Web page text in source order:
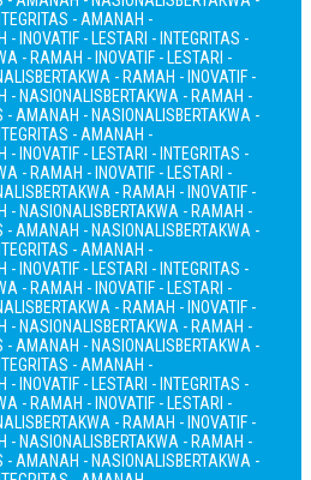
- AMANAH -
- INOVATIF - LESTARI - INTEGRITAS -
- RAMAH - INOVATIF - LESTARI -
BERTAKWA - RAMAH - INOVATIF -
- NASIONALISBERTAKWA - RAMAH -
- AMANAH - NASIONALISBERTAKWA -
- AMANAH -
- INOVATIF - LESTARI - INTEGRITAS -
- RAMAH - INOVATIF - LESTARI -
BERTAKWA - RAMAH - INOVATIF -
- NASIONALISBERTAKWA - RAMAH -
- AMANAH - NASIONALISBERTAKWA -
- AMANAH -
- INOVATIF - LESTARI - INTEGRITAS -
- RAMAH - INOVATIF - LESTARI -
BERTAKWA - RAMAH - INOVATIF -
- NASIONALISBERTAKWA - RAMAH -
- AMANAH - NASIONALISBERTAKWA -
- AMANAH -
- INOVATIF - LESTARI - INTEGRITAS -
- RAMAH - INOVATIF - LESTARI -
BERTAKWA - RAMAH - INOVATIF -
- NASIONALISBERTAKWA - RAMAH -
- AMANAH - NASIONALISBERTAKWA -